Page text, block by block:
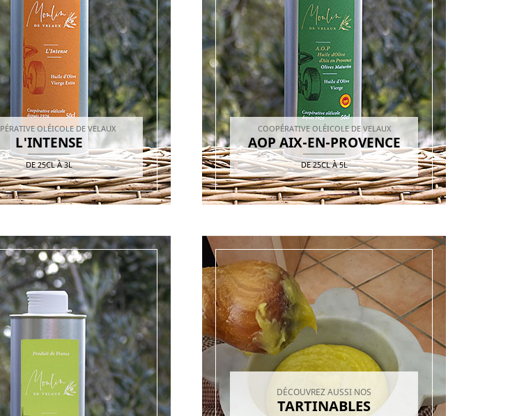
OLÉICOLE DE VELAUX
L'INTENSE
DE25CL À 3L
COOPÉRATIVE OLÉICOLE DE VELAUX
AOP AIX-EN-PROVENCE
DE25CL À 5L
DÉCOUVREZ AUSSI NOS
TARTINABLES